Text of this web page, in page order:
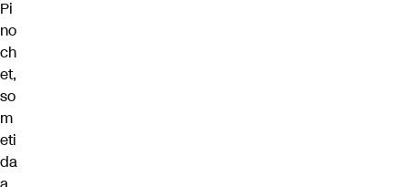
Pi
no
ch
et,
so
m
eti
da